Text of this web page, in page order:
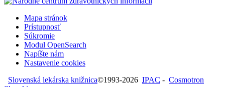
Mapa stránok
Prístupnosť
Súkromie
Modul OpenSearch
Napíšte nám
Nastavenie cookies
Slovenská lekárska knižnica©1993-2026 IPAC - Cosmotron